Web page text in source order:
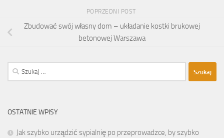
POPRZEDNI POST
Zbudować swój własny dom – układanie kostki brukowej
betonowej Warszawa
Szukaj:
OSTATNIE WPISY
Jak szybko urządzić sypialnię po przeprowadzce, by szybko